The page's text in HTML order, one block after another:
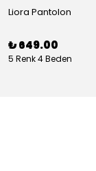
Liora Pantolon
₺ 649.00
5 Renk 4 Beden